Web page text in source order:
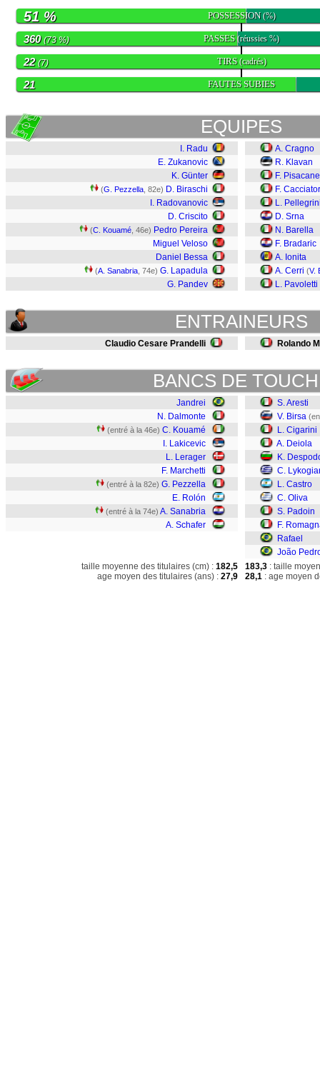
POSSESSION(%)
51 %
PASSES(réussies %)
360(73 %)
TIRS(cadrés)
22(7)
FAUTES SUBIES
21
EQUIPES
I. Radu
E. Zukanovic
K. Günter
(G. Pezzella , 82e) D. Biraschi
I. Radovanovic
D. Criscito
(C. Kouamé , 46e) Pedro Pereira
Miguel Veloso
Daniel Bessa
(A. Sanabria , 74e) G. Lapadula
G. Pandev
A. Cragno
R. Klavan
F. Pisacane
F.
L.
D. Srna
N. Barella
F. Bradaric
A. Ionita
A. Cerri (V.
L. Pavoletti
ENTRAINEURS
Claudio Cesare Prandelli Rolando
BANCS DE
Jandrei
N. Dalmonte
(entré à la 46e) C. Kouamé
I. Lakicevic
L. Lerager
F. Marchetti
(entré à la 82e) G. Pezzella
E. Rolón
(entré à la 74e) A. Sanabria
A. Schafer
S. Aresti
V. Birsa
L. Cigarini
A. Deiola
K.
C.
L. Castro
C. Oliva
S. Padoin
F.
Rafael
João
taille moyenne des titulaires (cm) : 182,5
age moyen des titulaires (ans) : 27,9
183,3 : taille
28,1 : age moyen